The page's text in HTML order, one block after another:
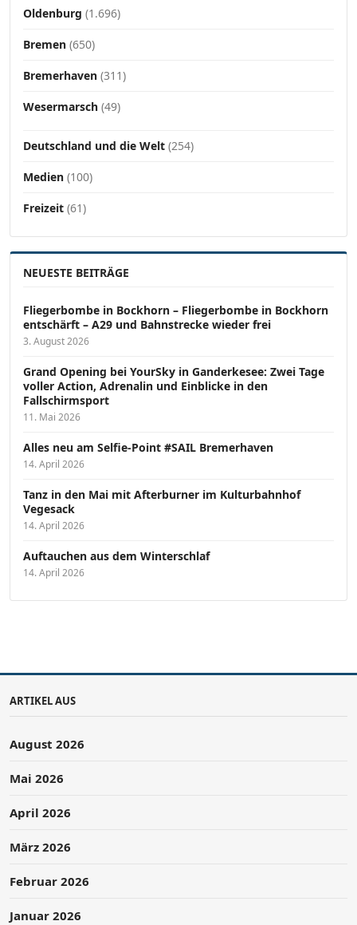
Oldenburg (1.696)
Bremen (650)
Bremerhaven (311)
Wesermarsch (49)
Deutschland und die Welt (254)
Medien (100)
Freizeit (61)
NEUESTE BEITRÄGE
Fliegerbombe in Bockhorn – Fliegerbombe in Bockhorn
entschärft – A29 und Bahnstrecke wieder frei
3. August 2026
Grand Opening bei YourSky in Ganderkesee: Zwei Tage
voller Action, Adrenalin und Einblicke in den
Fallschirmsport
11. Mai 2026
Alles neu am Selfie-Point #SAIL Bremerhaven
14. April 2026
Tanz in den Mai mit Afterburner im Kulturbahnhof
Vegesack
14. April 2026
Auftauchen aus dem Winterschlaf
14. April 2026
ARTIKEL AUS
August 2026
Mai 2026
April 2026
März 2026
Februar 2026
Januar 2026